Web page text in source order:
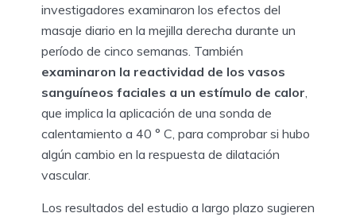
investigadores examinaron los efectos del
masaje diario en la mejilla derecha durante un
período de cinco semanas. También
examinaron la reactividad de los vasos
sanguíneos faciales a un estímulo de calor,
que implica la aplicación de una sonda de
calentamiento a 40 ° C, para comprobar si hubo
algún cambio en la respuesta de dilatación
vascular.
Los resultados del estudio a largo plazo sugieren